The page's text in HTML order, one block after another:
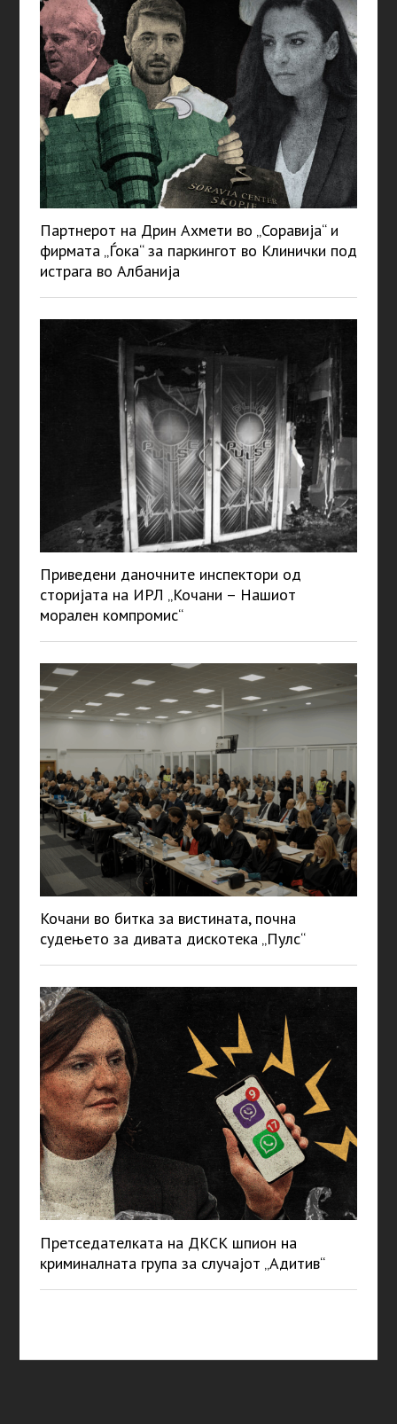
Партнерот на Дрин Ахмети во „Соравија“ и
фирмата „Ѓока“ за паркингот во Клинички под
истрага во Албанија
Приведени даночните инспектори од
сторијата на ИРЛ „Кочани – Нашиот
морален компромис“
Кочани во битка за вистината, почна
судењето за дивата дискотека „Пулс“
Претседателката на ДКСК шпион на
криминалната група за случајот „Адитив“